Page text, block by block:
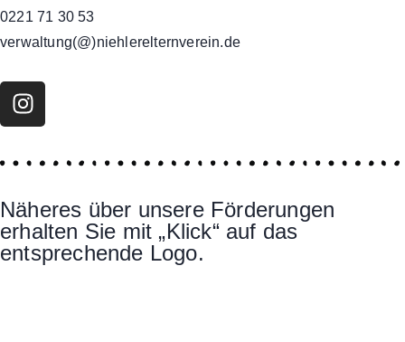
0221 71 30 53
verwaltung(@)niehlerelternverein.de
Näheres über unsere Förderungen
erhalten Sie mit „Klick“ auf das
entsprechende Logo.